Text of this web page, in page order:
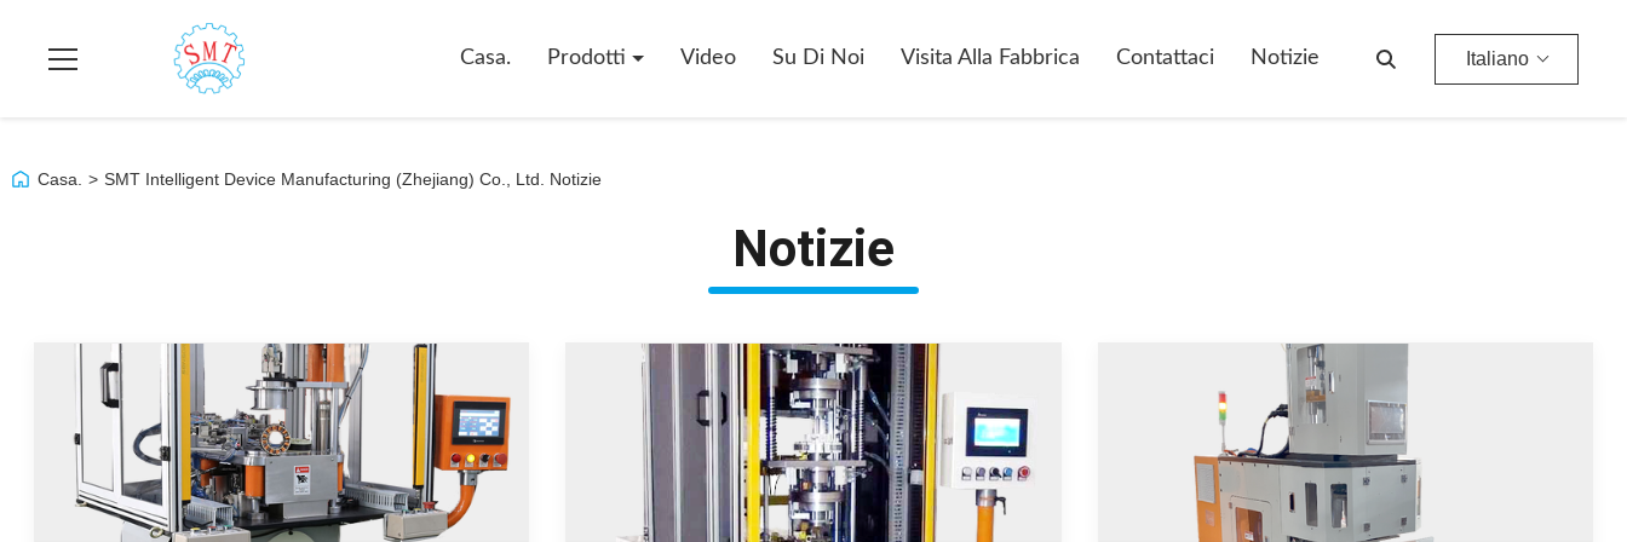
Casa. Prodotti Video Su Di Noi Visita Alla Fabbrica Contattaci Notizie Italiano
Casa. > SMT Intelligent Device Manufacturing (Zhejiang) Co., Ltd. Notizie
Notizie